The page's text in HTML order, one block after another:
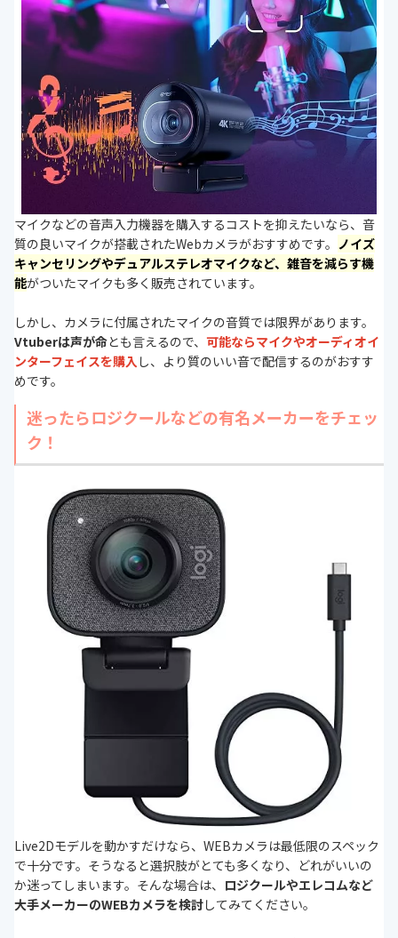
マイクなどの音声入力機器を購入するコストを抑えたいなら、音
質の良いマイクが搭載されたWebカメラがおすすめです。 ノイズ
キャンセリングやデュアルステレオマイクなど、雑音を減らす機
能がついたマイクも多く販売されています。
しかし、カメラに付属されたマイクの音質では限界があります。
Vtuberは声が命とも言えるので、 可能ならマイクやオーディオイ
ンターフェイスを購入 し、より質のいい音で配信するのがおすす
めです。
迷ったらロジクールなどの有名メーカーをチェッ
ク！
Live2Dモデルを動かすだけなら、WEBカメラは最低限のスペック
で十分です。そうなると選択肢がとても多くなり、どれがいいの
か迷ってしまいます。そんな場合は、 ロジクールやエレコムなど
大手メーカーのWEBカメラを検討してみてください。